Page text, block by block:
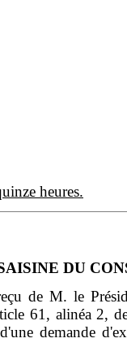
heures.
DU
de M. le
61, alinéa 2,
demande